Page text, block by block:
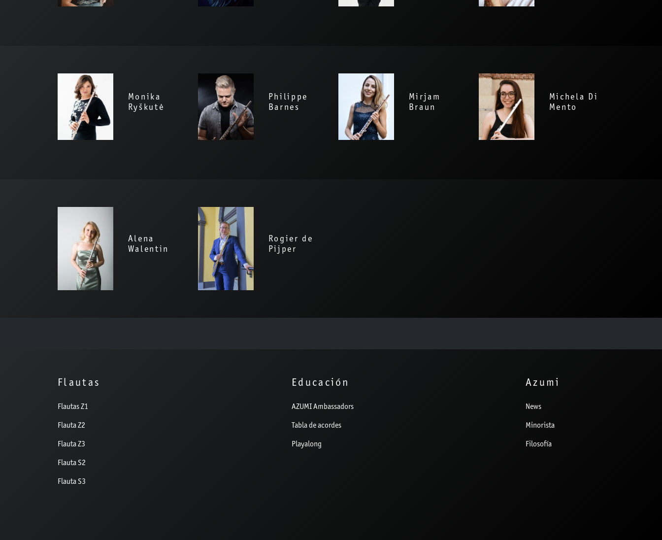
Monika
Ryškutė
Philippe
Barnes
Mirjam
Braun
Michela Di
Mento
Alena
Walentin
Rogier de
Pijper
Flautas
Flautas Z1
Flauta Z2
Flauta Z3
Flauta S2
Flauta S3
Educación
AZUMI Ambassadors
Tabla de acordes
Playalong
Azumi
News
Minorista
Filosofía